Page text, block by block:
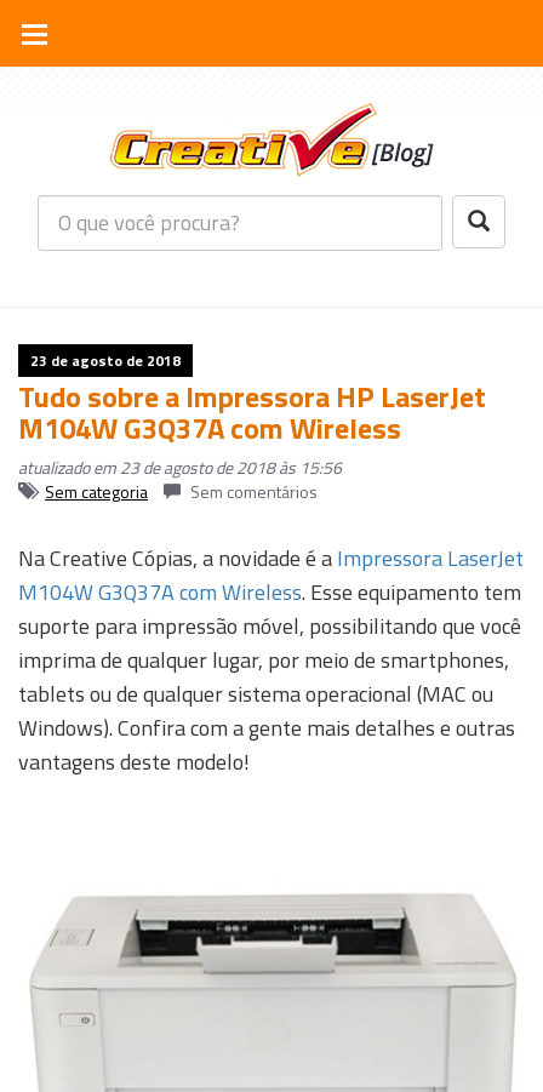
23 de agosto de 2018
Tudo sobre a Impressora HP LaserJet
M104W G3Q37A com Wireless
atualizado em 23 de agosto de 2018 às 15:56
Sem categoria
Sem comentários
Na Creative Cópias, a novidade é aImpressora LaserJet
M104W G3Q37A com Wireless. Esse equipamento tem
suporte para impressão móvel, possibilitando que você
imprima de qualquer lugar, por meio de smartphones,
tablets ou de qualquer sistema operacional (MAC ou
Windows). Confira com a gente mais detalhes e outras
vantagens deste modelo!